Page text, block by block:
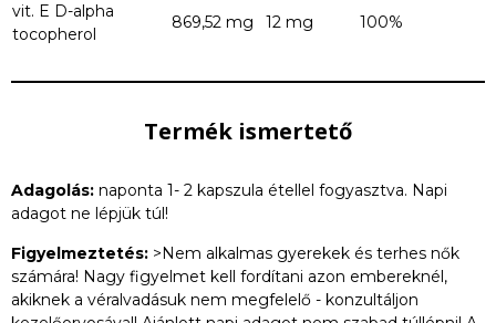
vit. E D-alpha
tocopherol
869,52 mg 12 mg 100%
Termék ismertető
Adagolás: naponta 1- 2 kapszula étellel fogyasztva. Napi
adagot ne lépjük túl!
Figyelmeztetés: >Nem alkalmas gyerekek és terhes nők
számára! Nagy figyelmet kell fordítani azon embereknél,
akiknek a véralvadásuk nem megfelelő - konzultáljon